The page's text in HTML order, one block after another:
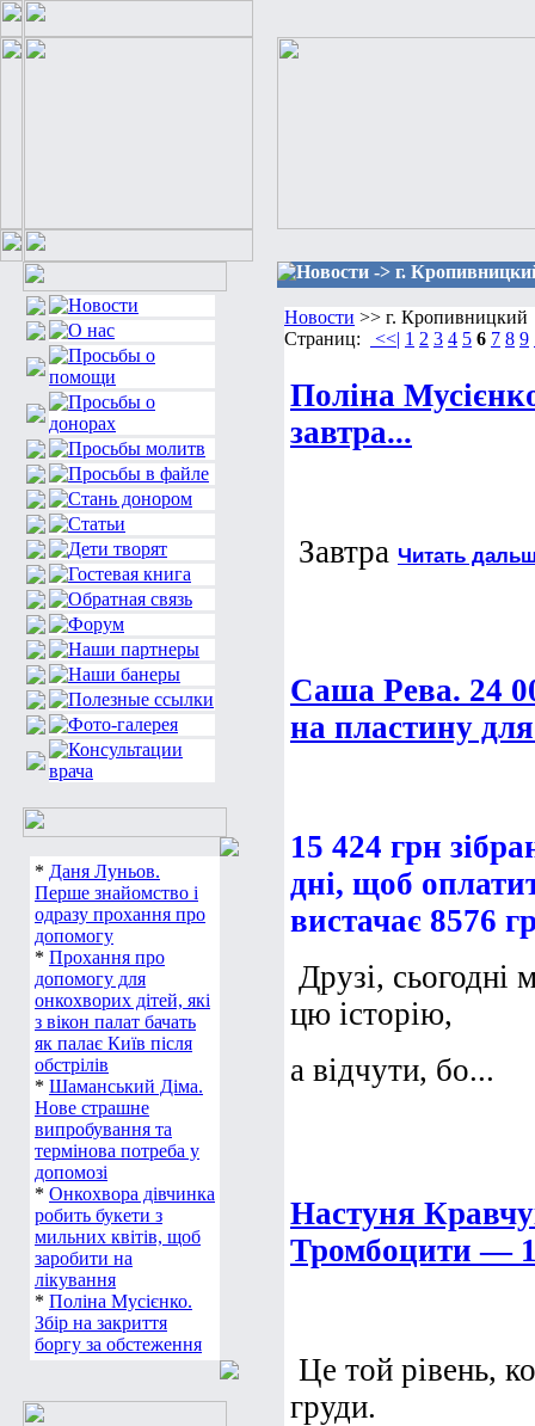
* Даня Луньов.
Перше знайомство і
одразу прохання про
допомогу
* Прохання про
допомогу для
онкохворих дітей, які
з вікон палат бачать
як палає Київ після
обстрілів
* Шаманський Діма.
Нове страшне
випробування та
термінова потреба у
допомозі
* Онкохвора дівчинка
робить букети з
мильних квітів, щоб
заробити на
лікування
* Поліна Мусієнко.
Збір на закриття
боргу за обстеження
Новости -> г.
Новости >> г. Кропивницкий
Страниц:
<<| 1 2 3 4 5 6 7 8 9
Поліна
завтра...
Завтра Читать
Cаша Рева. 24
на пластину
15 424 грн
дні, щоб
вистачає 8576
Друзі, сьогодні
цю історію,
а відчути, бо...
Настуня
Тромбоцити —
Це той рівень,
груди.